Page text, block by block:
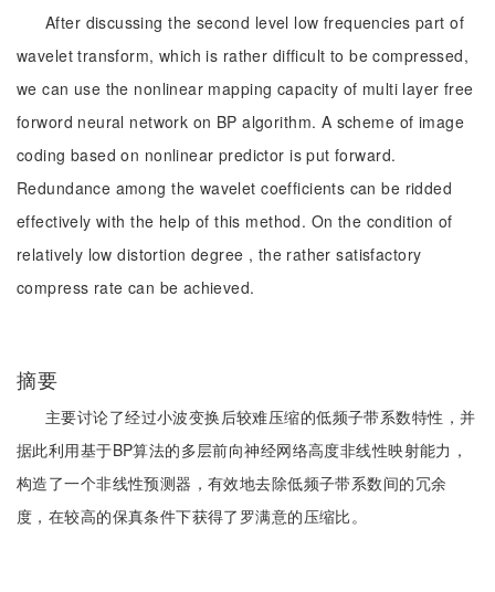
After discussing the second level low frequencies part of
wavelet transform, which is rather difficult to be compressed,
we can use the nonlinear mapping capacity of multi layer free
forword neural network on BP algorithm. A scheme of image
coding based on nonlinear predictor is put forward.
Redundance among the wavelet coefficients can be ridded
effectively with the help of this method. On the condition of
relatively low distortion degree , the rather satisfactory
compress rate can be achieved.
摘要
主要讨论了经过小波变换后较难压缩的低频子带系数特性，并
据此利用基于BP算法的多层前向神经网络高度非线性映射能力，
构造了一个非线性预测器，有效地去除低频子带系数间的冗余
度，在较高的保真条件下获得了罗满意的压缩比。